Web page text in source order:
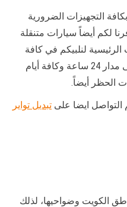
التجهيزات الضرورية
لكم أيضاً سيارات متنقلة
لنلبيكم في كافة
الأوقات، لذلك فنحن متوافرون على مدار 24 ساعة وكافة أيام
الحظر أيضاً.
التواصل ايضا على تبديل تواير
الكويت وضواحيها، لذلك